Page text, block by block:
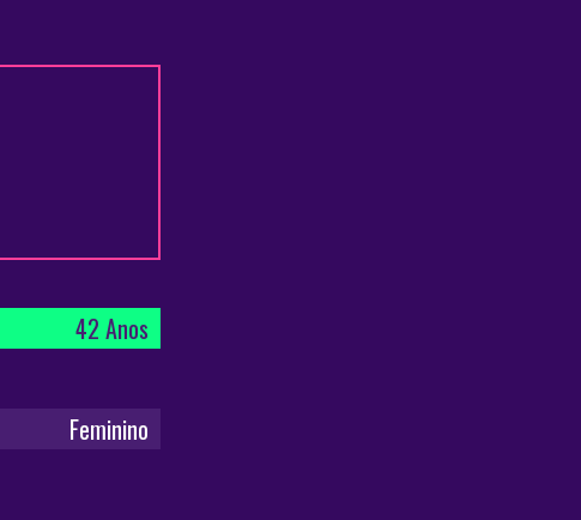
42 Anos
Feminino